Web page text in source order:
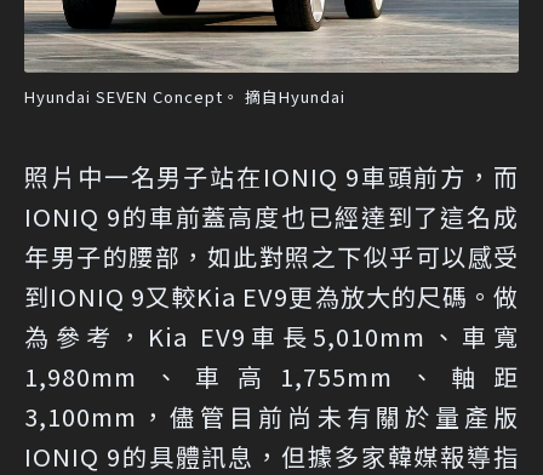
Hyundai SEVEN Concept。 摘自Hyundai
照片中一名男子站在IONIQ 9車頭前方，而
IONIQ 9的車前蓋高度也已經達到了這名成
年男子的腰部，如此對照之下似乎可以感受
到IONIQ 9又較Kia EV9更為放大的尺碼。做
為參考，Kia EV9車長5,010mm、車寬
1,980mm、車高1,755mm、軸距
3,100mm，儘管目前尚未有關於量產版
IONIQ 9的具體訊息，但據多家韓媒報導指